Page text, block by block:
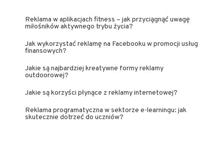
Reklama w aplikacjach fitness – jak przyciągnąć uwagę
miłośników aktywnego trybu życia?
Jak wykorzystać reklamę na Facebooku w promocji usług
finansowych?
Jakie są najbardziej kreatywne formy reklamy
outdoorowej?
Jakie są korzyści płynące z reklamy internetowej?
Reklama programatyczna w sektorze e-learningu: jak
skutecznie dotrzeć do uczniów?